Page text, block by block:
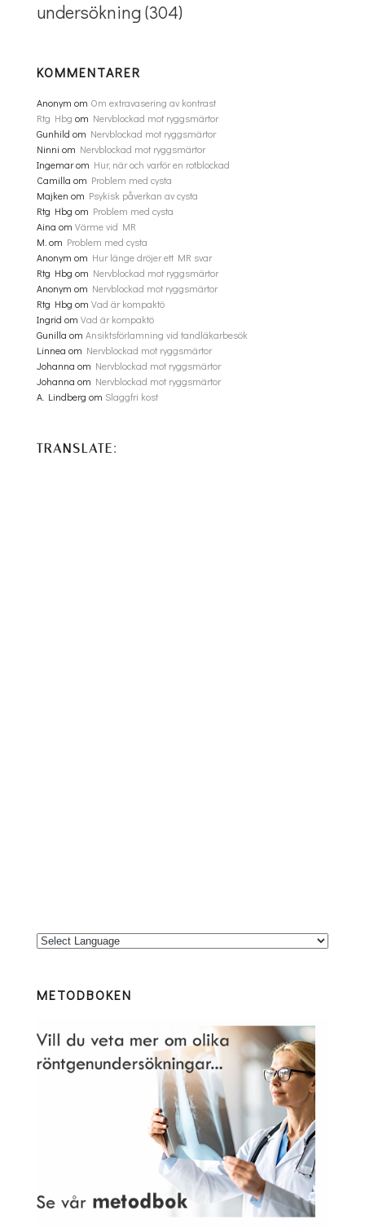
undersökning(304)
KOMMENTARER
Anonym om Om extravasering av kontrast
Rtg Hbg om Nervblockad mot ryggsmärtor
Gunhild om Nervblockad mot ryggsmärtor
Ninni om Nervblockad mot ryggsmärtor
Ingemarom Hur, när och varför en rotblockad
Camilla om Problem med cysta
Majken om Psykisk påverkan av cysta
Rtg Hbg om Problem med cysta
Aina om Värme vid MR
M.om Problem med cysta
Anonym om Hur länge dröjer ett MR svar
Rtg Hbg om Nervblockad mot ryggsmärtor
Anonym om Nervblockad mot ryggsmärtor
Rtg Hbg om Vad är kompaktö
Ingrid om Vad är kompaktö
Gunilla om Ansiktsförlamning vid tandläkarbesök
Linnea om Nervblockad mot ryggsmärtor
Johanna om Nervblockad mot ryggsmärtor
Johanna om Nervblockad mot ryggsmärtor
A. Lindberg om Slaggfri kost
TRANSLATE:
METODBOKEN